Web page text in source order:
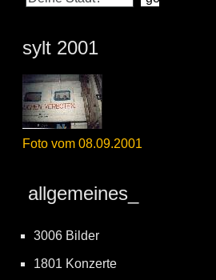
sylt 2001
Foto vom 08.09.2001
allgemeines_
3006 Bilder
1801 Konzerte